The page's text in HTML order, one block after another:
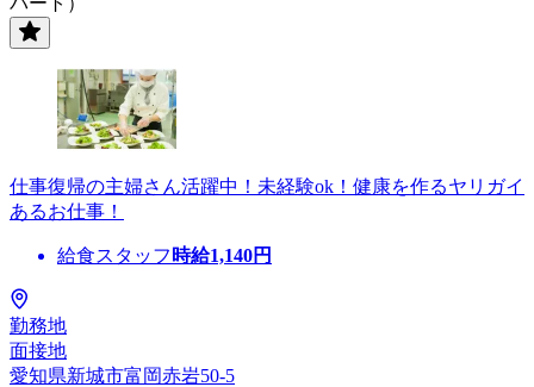
仕事復帰の主婦さん活躍中！未経験ok！健康を作るヤリガイ
あるお仕事！
給食スタッフ 時給1,140円
勤務地
面接地
愛知県新城市富岡赤岩50-5